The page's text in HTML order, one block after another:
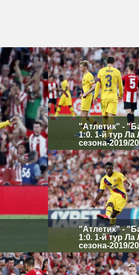
"Атлетик" -
1:0. 1-й тур Ла
сезона-2019/
"Атлетик" -
1:0. 1-й тур Ла
сезона-2019/